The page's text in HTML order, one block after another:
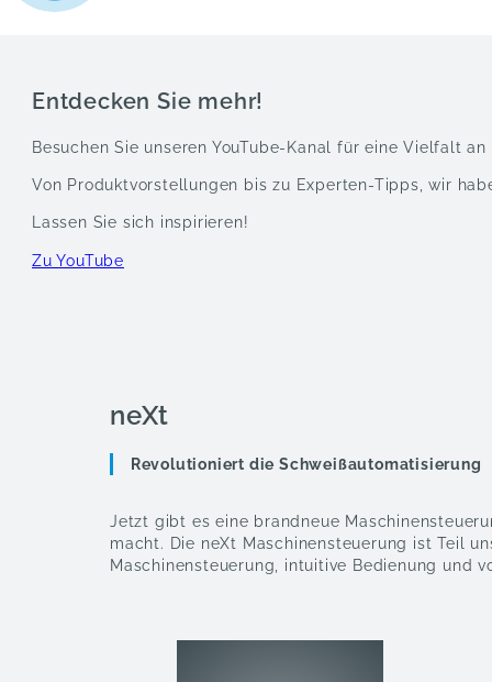
Entdecken Sie mehr!
Besuchen Sie unseren YouTube-Kanal für eine Vielfalt
Von Produkt­vorstellungen bis zu Experten-Tipps, wir
Lassen Sie sich inspirieren!
Zu YouTube
neXt
Revolutioniert die Schweißautomatisierung
Jetzt gibt es eine brandneue
macht. Die neXt Maschinen­steuerung ist Teil
Maschinensteuerung, intuitive Bedienung und